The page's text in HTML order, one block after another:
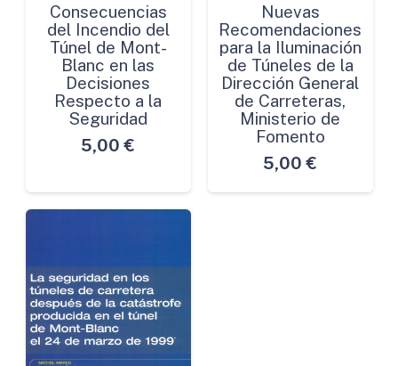
Consecuencias
del Incendio del
Túnel de Mont-
Blanc en las
Decisiones
Respecto a la
Seguridad
5,00 €
Nuevas
Recomendaciones
para la Iluminación
de Túneles de la
Dirección General
de Carreteras,
Ministerio de
Fomento
5,00 €